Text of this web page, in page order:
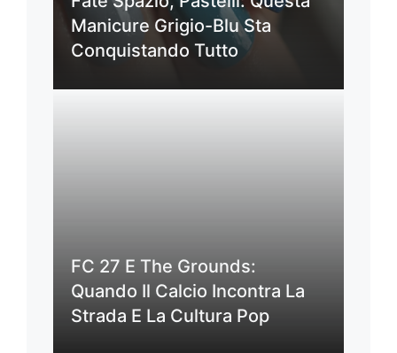
Manicure Grigio-Blu Sta
Conquistando Tutto
FC 27 E The Grounds:
Quando Il Calcio Incontra La
Strada E La Cultura Pop